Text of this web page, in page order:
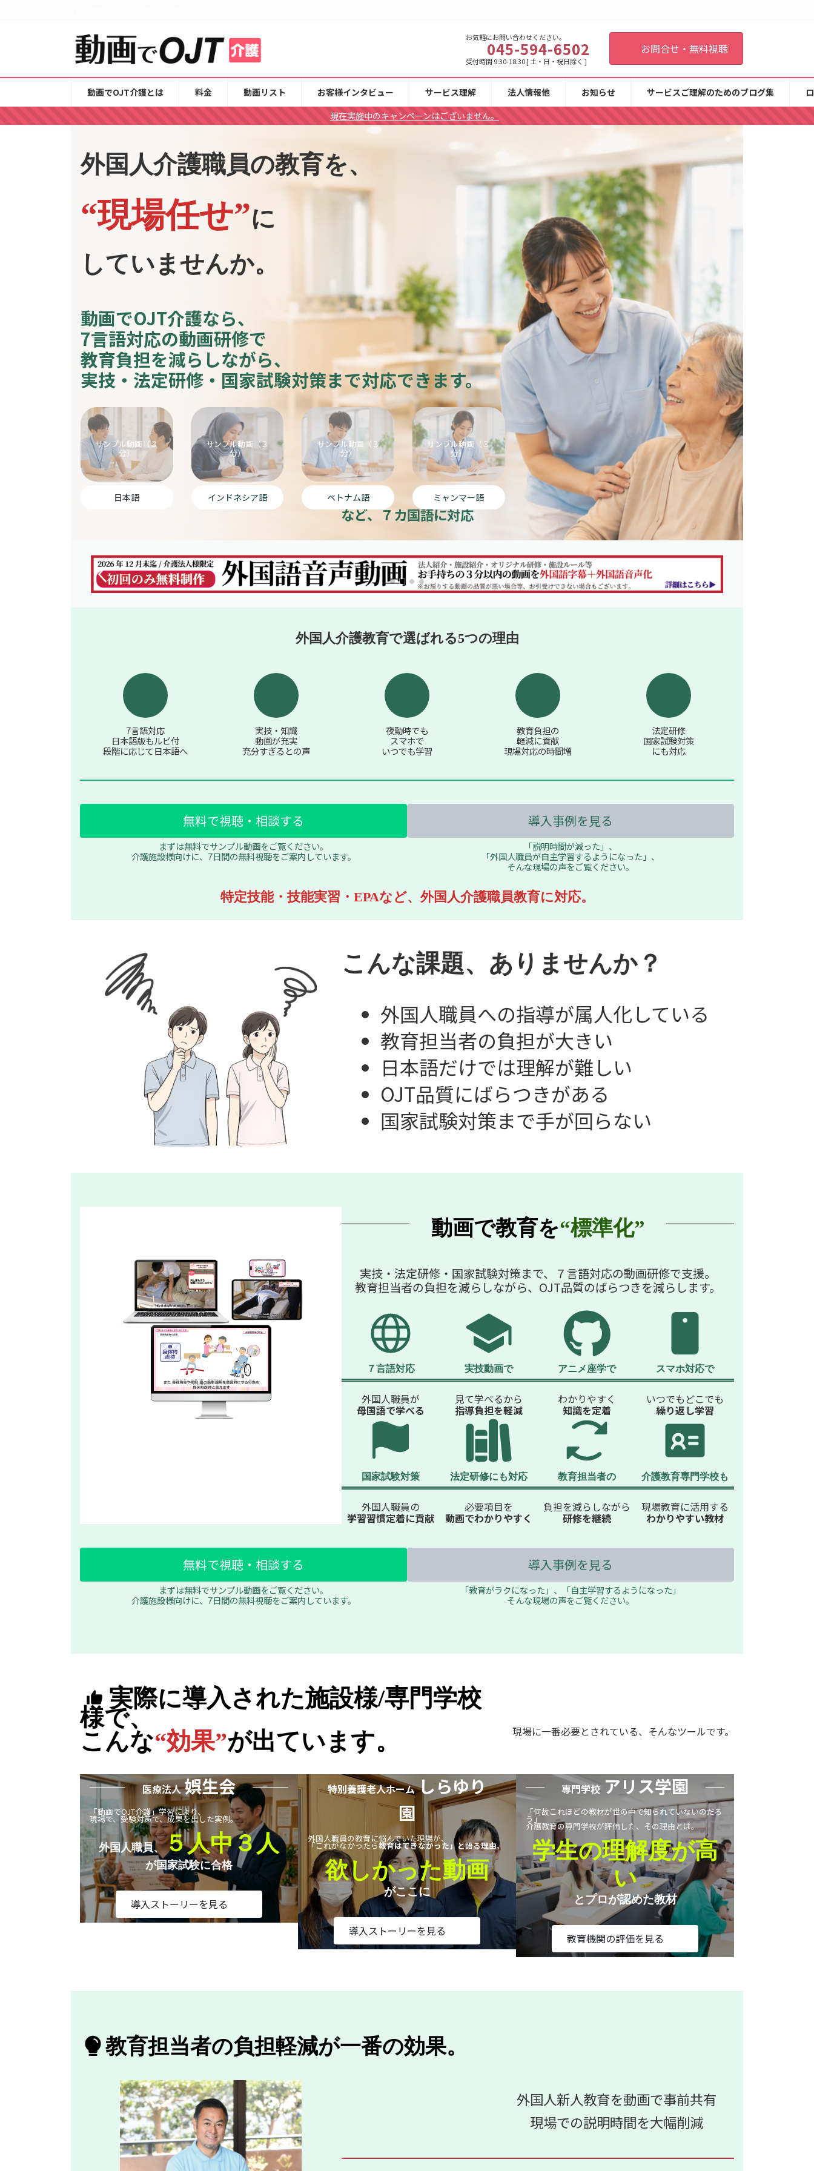
へ
キ
ッ
ョ
に
移
お気軽にお問い合わせください。
045-594-6502
受付時間 9:30-18:30 [ 土・日・祝日除く ]
お問合せ・無料視聴
動画でOJT介護とは 料金 動画リスト お客様インタビュー サービス理解 法人情報他 お知らせ サービスご理解のためのブログ集
現在実施中のキャンペーンはございません。
外国人介護職員の教育を、
“現場任せ”に
していませんか。
動画でOJT介護なら、
7言語対応の動画研修で
教育負担を減らしながら、
実技・法定研修・国家試験対策まで対応できます。
人
介
護
職
員
け
ン
プ
ル
動
画
サンプル動画（３
分）
日本語
イ
ン
ド
ネ
シ
ア
語
応
介
ン
プ
ル
動
画
サンプル動画（３
分）
インドネシア語
ベ
ト
ナ
ム
語
対
応
介
護
研
修
ン
ル
動
画
サンプル動画（３
分）
ベトナム語
ミ
ャ
ン
マ
ー
語
対
応
介
護
研
サ
プ
ル
動
画
サンプル動画（３
分）
ミャンマー語
など、７カ国語に対応
外国人介護教育で選ばれる5つの理由
7言語対応
日本語版もルビ付
段階に応じて日本語へ
実技・知識
動画が充実
充分すぎるとの声
夜勤時でも
スマホで
いつでも学習
教育負担の
軽減に貢献
現場対応の時間増
法定研修
国家試験対策
にも対応
無料で視聴・相談する
まずは無料でサンプル動画をご覧ください。
介護施設様向けに、7日間の無料視聴をご案内しています。
導入事例を見る
「説明時間が減った」、
「外国人職員が自主学習するようになった」、
そんな現場の声をご覧ください。
特定技能・技能実習・EPAなど、外国人介護職員教育に対応。
こんな課題、ありませんか？
外国人職員への指導が属人化している
教育担当者の負担が大きい
日本語だけでは理解が難しい
OJT品質にばらつきがある
国家試験対策まで手が回らない
動画で教育を“標準化”
実技・法定研修・国家試験対策まで、７言語対応の動画研修で支援。
教育担当者の負担を減らしながら、OJT品質のばらつきを減らします。
７言語対応
外国人職員が
母国語で学べる
実技動画で
見て学べるから
指導負担を軽減
アニメ座学で
わかりやすく
知識を定着
スマホ対応で
いつでもどこでも
繰り返し学習
国家試験対策
外国人職員の
学習習慣定着に貢献
法定研修にも対応
必要項目を
動画でわかりやすく
教育担当者の
負担を減らしながら
研修を継続
介護教育専門学校も
現場教育に活用する
わかりやすい教材
無料で視聴・相談する
まずは無料でサンプル動画をご覧ください。
介護施設様向けに、7日間の無料視聴をご案内しています。
導入事例を見る
「教育がラクになった」、「自主学習するようになった」
そんな現場の声をご覧ください。
実際に導入された施設様/専門学校
様で、
こんな“効果”が出ています。 現場に一番必要とされている、そんなツールです。
医療法人娯生会
「動画でOJT介護」学習により、
現場で、受験対策で、成果を出した実例。
外国人職員、５人中３人
が国家試験に合格
導入ストーリーを見る
特別養護老人ホームしらゆり
園
外国人職員の教育に悩んでいた現場が、
「これがなかったら教育はできなかった」と語る理由。
欲しかった動画
がここに
導入ストーリーを見る
専門学校アリス学園
「何故これほどの教材が世の中で知られていないのだろ
う」
介護教育の専門学校が評価した、その理由とは。
学生の理解度が高
い
とプロが認めた教材
教育機関の評価を見る
教育担当者の負担軽減が一番の効果。
外国人新人教育を動画で事前共有
現場での説明時間を大幅削減